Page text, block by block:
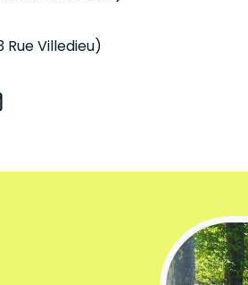
Villedieu)